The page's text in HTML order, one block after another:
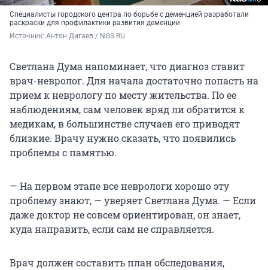
Специалисты городского центра по борьбе с деменцией разработали
раскраски для профилактики развития деменции
Источник: Антон Дигаев / NGS.RU
Светлана Дума напоминает, что диагноз ставит
врач-невролог. Для начала достаточно попасть на
прием к неврологу по месту жительства. По ее
наблюдениям, сам человек вряд ли обратится к
медикам, в большинстве случаев его приводят
близкие. Врачу нужно сказать, что появились
проблемы с памятью.
— На первом этапе все неврологи хорошо эту
проблему знают, — уверяет Светлана Дума. — Если
даже доктор не совсем ориентирован, он знает,
куда направить, если сам не справляется.
Врач должен составить план обследования,